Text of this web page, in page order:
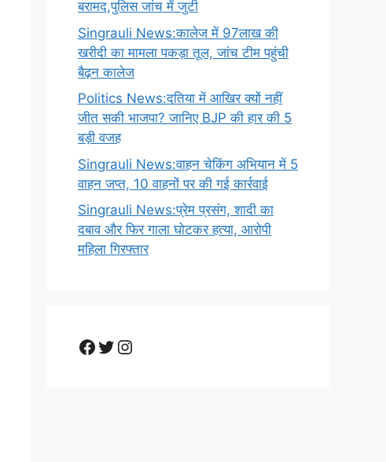
बरामद,पुलिस जांच में जुटी
Singrauli News:कालेज में 97लाख की
खरीदी का मामला पकड़ा तूल, जांच टीम पहुंची
बैढ़न कालेज
Politics News:दतिया में आखिर क्यों नहीं
जीत सकी भाजपा? जानिए BJP की हार की 5
बड़ी वजह
Singrauli News:वाहन चेकिंग अभियान में 5
वाहन जप्त, 10 वाहनों पर की गई कार्रवाई
Singrauli News:प्रेम प्रसंग, शादी का
दबाव और फिर गाला घोटकर हत्या, आरोपी
महिला गिरफ्तार
Facebook
Twitter
Instagram